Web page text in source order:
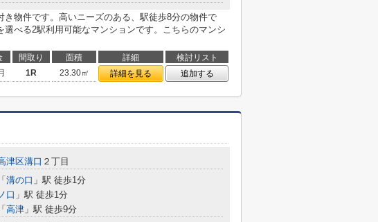
き物件です。高いニーズのある、駅徒歩8分の物件で
選べる2駅利用可能なマンションです。こちらのマンシ
間取り 面積 詳細
検討リスト
1R 23.30㎡ 詳細を見る 追加する
津区溝口 ２丁目
「 溝の口 」駅 徒歩1分
口 」駅 徒歩1分
「 高津 」駅 徒歩9分